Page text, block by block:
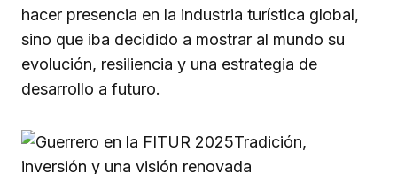
hacer presencia en la industria turística global,
sino que iba decidido a mostrar al mundo su
evolución, resiliencia y una estrategia de
desarrollo a futuro.